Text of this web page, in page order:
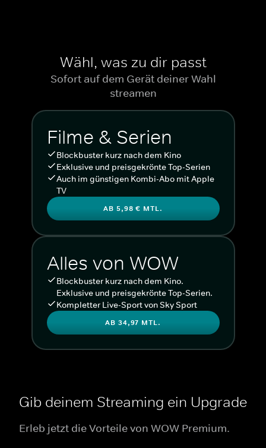
Wähl, was zu dir passt
Sofort auf dem Gerät deiner Wahl
streamen
Filme & Serien
Blockbuster kurz nach dem Kino
Exklusive und preisgekrönte Top-Serien
Auch im günstigen Kombi-Abo mit Apple
TV
AB 5,98 € MTL.
Alles von WOW
Blockbuster kurz nach dem Kino.
Exklusive und preisgekrönte Top-Serien.
Kompletter Live-Sport von Sky Sport
AB 34,97 MTL.
Gib deinem Streaming ein Upgrade
Erleb jetzt die Vorteile von WOW Premium.